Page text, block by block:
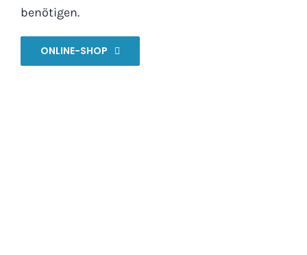
benötigen.
ONLINE-SHOP